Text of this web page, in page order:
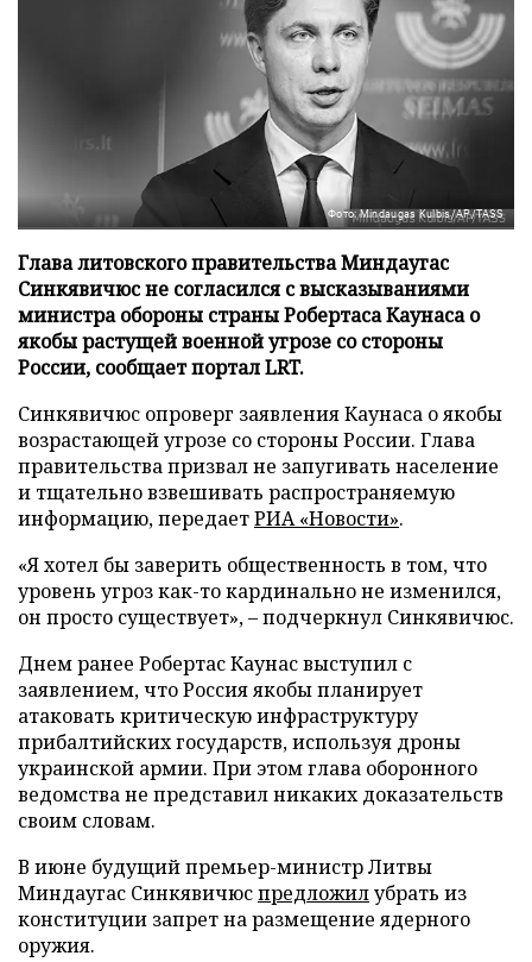
Фото: Mindaugas Kulbis/AP/TASS
Глава литовского правительства Миндаугас
Синкявичюс не согласился с высказываниями
министра обороны страны Робертаса Каунаса о
якобы растущей военной угрозе со стороны
России, сообщает портал LRT.
Синкявичюс опроверг заявления Каунаса о якобы
возрастающей угрозе со стороны России. Глава
правительства призвал не запугивать население
и тщательно взвешивать распространяемую
информацию, передаетРИА «Новости».
«Я хотел бы заверить общественность в том, что
уровень угроз как-то кардинально не изменился,
он просто существует», – подчеркнул Синкявичюс.
Днем ранее Робертас Каунас выступил с
заявлением, что Россия якобы планирует
атаковать критическую инфраструктуру
прибалтийских государств, используя дроны
украинской армии. При этом глава оборонного
ведомства не представил никаких доказательств
своим словам.
В июне будущий премьер-министр Литвы
Миндаугас Синкявичюспредложилубрать из
конституции запрет на размещение ядерного
оружия.